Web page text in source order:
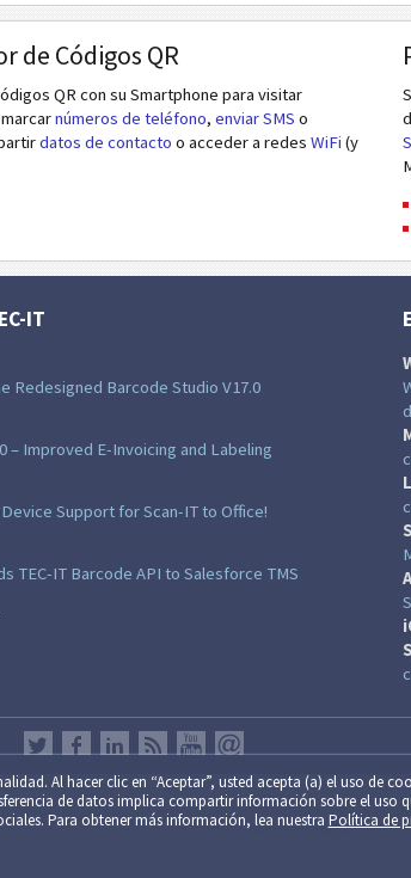
Al hacer clic en “Aceptar”, usted acepta (a) el uso de
de datos implica compartir información sobre el uso
Para obtener más información, lea nuestra Política de
de Códigos QR
QR con su Smartphone para visitar
números de teléfono, enviar SMS o
datos de contacto o acceder a redes WiFi (y
IT
Redesigned Barcode Studio V17.0
– Improved E-Invoicing and Labeling
Support for Scan-IT to Office!
TEC-IT Barcode API to Salesforce TMS
comercial y/o privado exclusivamente. Se permite su uso
El uso comercial solo está permitido tras la aprobación